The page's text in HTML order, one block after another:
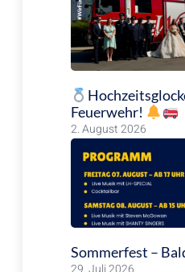
Feuerwehr!
2. August 2026
Sommerfest –